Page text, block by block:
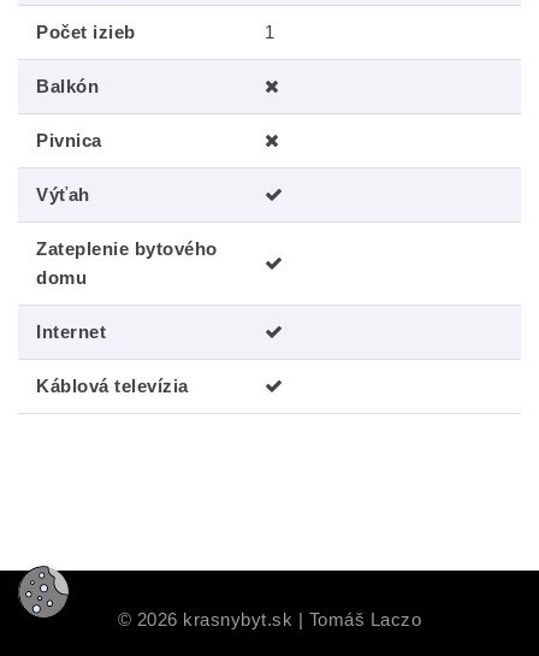
Počet izieb 1
Balkón
Pivnica
Výťah
Zateplenie bytového
domu
Internet
Káblová televízia
© 2026 krasnybyt.sk | Tomáš Laczo